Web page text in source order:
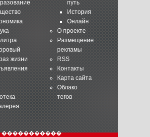
жизни
путь
История
Онлайн
О проекте
Размещение
рекламы
RSS
Контакты
Карта сайта
Облако
тегов